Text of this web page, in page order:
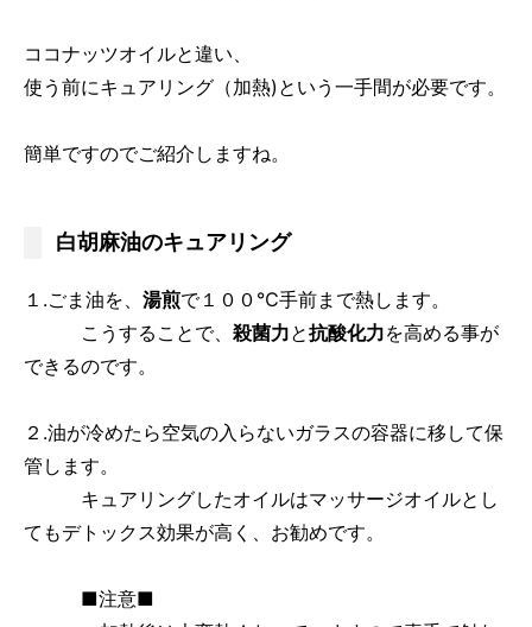
ココナッツオイルと違い、
使う前にキュアリング（加熱)という一手間が必要です。
簡単ですのでご紹介しますね。
白胡麻油のキュアリング
１.ごま油を、 湯煎で１００℃手前まで熱します。
こうすることで、 殺菌力と抗酸化力を高める事が
できるのです。
２.油が冷めたら空気の入らないガラスの容器に移して保
管します。
キュアリングしたオイルはマッサージオイルとし
てもデトックス効果が高く、お勧めです。
■注意■